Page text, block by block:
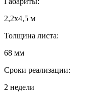
2,2х4,5 м
Толщина листа:
68 мм
Сроки реализации:
2 недели